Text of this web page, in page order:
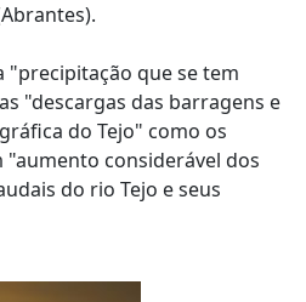
"precipitação que se tem
"descargas das barragens e
do Tejo" como os
considerável dos
do rio Tejo e seus